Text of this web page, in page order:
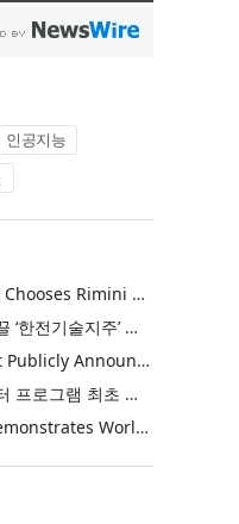
인공지능
Khimji Ramdas Group Chooses Rimini Street to Reduce SAP Support Costs, Protect 700+ Customizations and Reinvest Savings in Innovation
한전, 에너지 신산업 이끌 ‘한전기술지주’ 공식 출범
Purina Named as First Publicly Announced NIQ ConnectAI Charter Client
닐슨IQ, Connect AI 차터 프로그램 최초 고객사 ‘퓨리나’ 선정
Power Integrations Demonstrates World’s First 2200 V GaN Technology for Next-Era High-Voltage Power Systems